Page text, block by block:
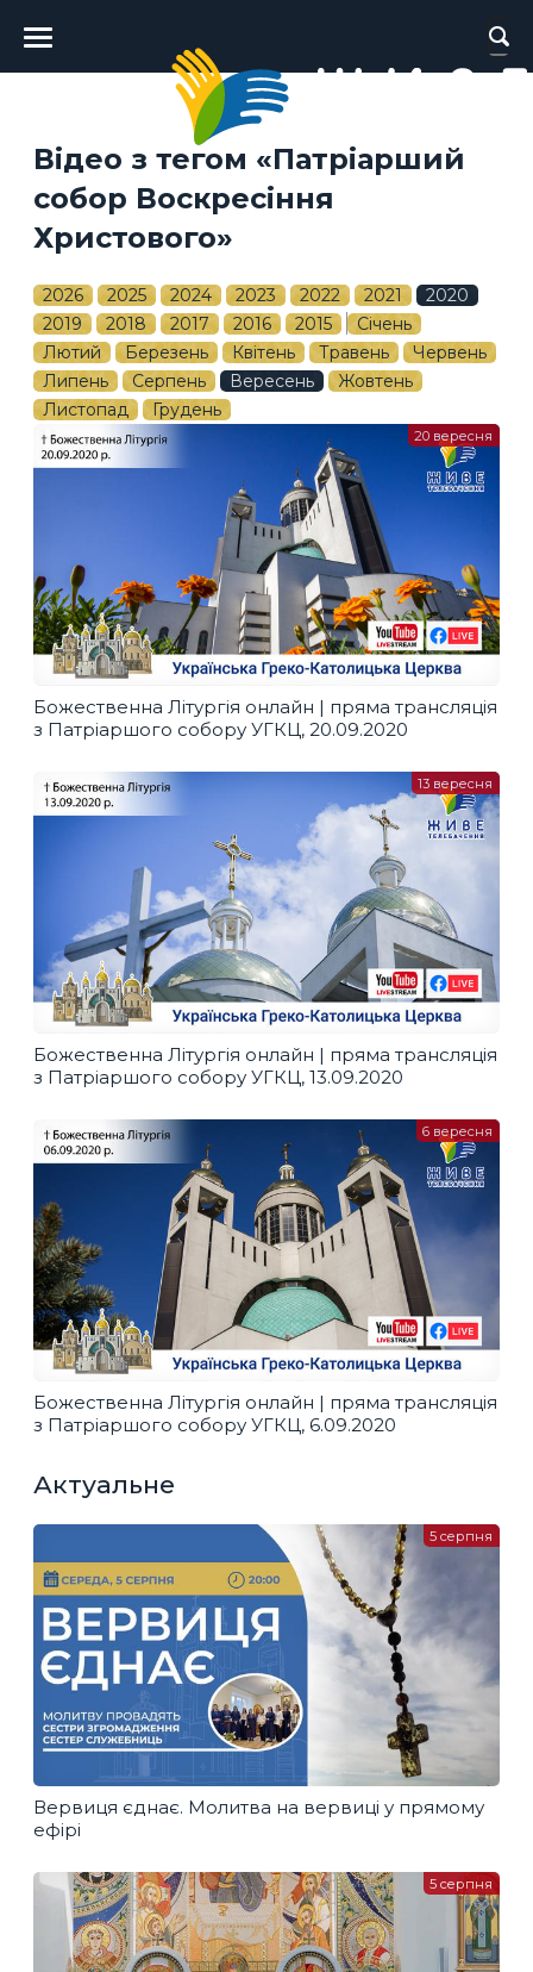
Головне
меню
Відео з тегом «Патріарший
собор Воскресіння
Христового»
2026 2025 2024 2023 2022 2021
2020
2019
2018 2017 2016 2015
Січень
Лютий
Березень Квітень Травень
Червень
Липень
Серпень Вересень
Жовтень
Листопад
Грудень
Божественна Літургія онлайн | пряма трансляція
з Патріаршого собору УГКЦ, 20.09.2020
20 вересня
Божественна Літургія онлайн | пряма трансляція
з Патріаршого собору УГКЦ, 13.09.2020
13 вересня
Божественна Літургія онлайн | пряма трансляція
з Патріаршого собору УГКЦ, 6.09.2020
6 вересня
Актуальне
Вервиця єднає. Молитва на вервиці у прямому
ефірі
5 серпня
5 серпня